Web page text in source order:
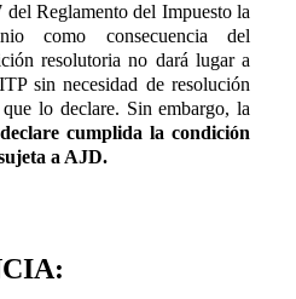
Reglamento del Impuesto la
como consecuencia del
resolutoria no dará lugar a
sin necesidad de resolución
lo declare. Sin embargo, la
cumplida la condición
a AJD.